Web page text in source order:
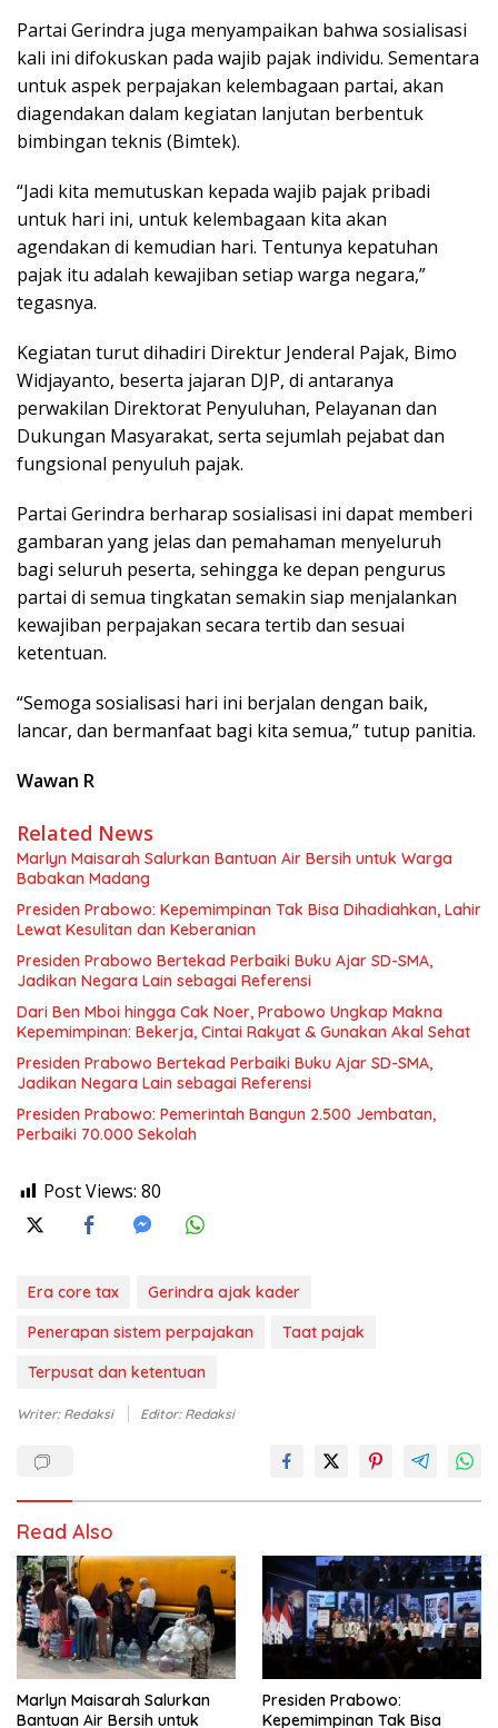
Partai Gerindra juga menyampaikan bahwa sosialisasi
kali ini difokuskan pada wajib pajak individu. Sementara
untuk aspek perpajakan kelembagaan partai, akan
diagendakan dalam kegiatan lanjutan berbentuk
bimbingan teknis (Bimtek).
“Jadi kita memutuskan kepada wajib pajak pribadi
untuk hari ini, untuk kelembagaan kita akan
agendakan di kemudian hari. Tentunya kepatuhan
pajak itu adalah kewajiban setiap warga negara,”
tegasnya.
Kegiatan turut dihadiri Direktur Jenderal Pajak, Bimo
Widjayanto, beserta jajaran DJP, di antaranya
perwakilan Direktorat Penyuluhan, Pelayanan dan
Dukungan Masyarakat, serta sejumlah pejabat dan
fungsional penyuluh pajak.
Partai Gerindra berharap sosialisasi ini dapat memberi
gambaran yang jelas dan pemahaman menyeluruh
bagi seluruh peserta, sehingga ke depan pengurus
partai di semua tingkatan semakin siap menjalankan
kewajiban perpajakan secara tertib dan sesuai
ketentuan.
“Semoga sosialisasi hari ini berjalan dengan baik,
lancar, dan bermanfaat bagi kita semua,” tutup panitia.
Wawan R
Related News
Marlyn Maisarah Salurkan Bantuan Air Bersih untuk Warga
Babakan Madang
Presiden Prabowo: Kepemimpinan Tak Bisa Dihadiahkan, Lahir
Lewat Kesulitan dan Keberanian
Presiden Prabowo Bertekad Perbaiki Buku Ajar SD-SMA,
Jadikan Negara Lain sebagai Referensi
Dari Ben Mboi hingga Cak Noer, Prabowo Ungkap Makna
Kepemimpinan: Bekerja, Cintai Rakyat & Gunakan Akal Sehat
Presiden Prabowo Bertekad Perbaiki Buku Ajar SD-SMA,
Jadikan Negara Lain sebagai Referensi
Presiden Prabowo: Pemerintah Bangun 2.500 Jembatan,
Perbaiki 70.000 Sekolah
Post Views: 80
Era core tax
Gerindra ajak kader
Penerapan sistem perpajakan
Taat pajak
Terpusat dan ketentuan
Writer: Redaksi Editor: Redaksi
Read Also
Marlyn Maisarah Salurkan
Bantuan Air Bersih untuk
Presiden Prabowo:
Kepemimpinan Tak Bisa